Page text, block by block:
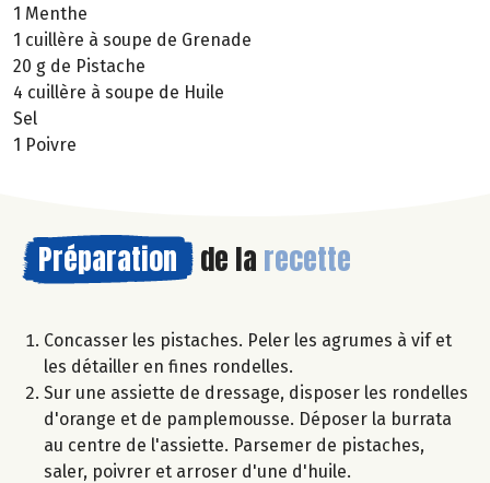
1 Menthe
1 cuillère à soupe de Grenade
20 g de Pistache
4 cuillère à soupe de Huile
Sel
1 Poivre
Préparation de la recette
Concasser les pistaches. Peler les agrumes à vif et
les détailler en fines rondelles.
Sur une assiette de dressage, disposer les rondelles
d'orange et de pamplemousse. Déposer la burrata
au centre de l'assiette. Parsemer de pistaches,
saler, poivrer et arroser d'une d'huile.